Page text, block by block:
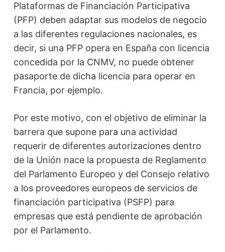
Plataformas de Financiación Participativa
(PFP) deben adaptar sus modelos de negocio
a las diferentes regulaciones nacionales, es
decir, si una PFP opera en España con licencia
concedida por la CNMV, no puede obtener
pasaporte de dicha licencia para operar en
Francia, por ejemplo.
Por este motivo, con el objetivo de eliminar la
barrera que supone para una actividad
requerir de diferentes autorizaciones dentro
de la Unión nace la propuesta de Reglamento
del Parlamento Europeo y del Consejo relativo
a los proveedores europeos de servicios de
financiación participativa (PSFP) para
empresas que está pendiente de aprobación
por el Parlamento.